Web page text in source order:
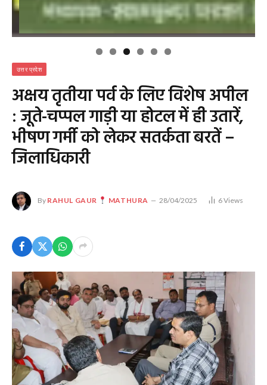
उत्तर प्रदेश
अक्षय तृतीया पर्व के लिए विशेष अपील
: जूते-चप्पल गाड़ी या होटल में ही उतारें,
भीषण गर्मी को लेकर सतर्कता बरतें –
जिलाधिकारी
By RAHUL GAUR MATHURA 28/04/2025 6Views